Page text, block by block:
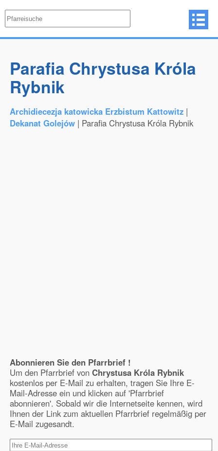
Parafia Chrystusa Króla
Rybnik
Archidiecezja katowicka Erzbistum Kattowitz |
Dekanat Golejów | Parafia Chrystusa Króla Rybnik
Abonnieren Sie den Pfarrbrief !
Um den Pfarrbrief von Chrystusa Króla Rybnik
kostenlos per E-Mail zu erhalten, tragen Sie Ihre E-
Mail-Adresse ein und klicken auf 'Pfarrbrief
abonnieren'. Sobald wir die Internetseite kennen, wird
Ihnen der Link zum aktuellen Pfarrbrief regelmäßig per
E-Mail zugesandt.